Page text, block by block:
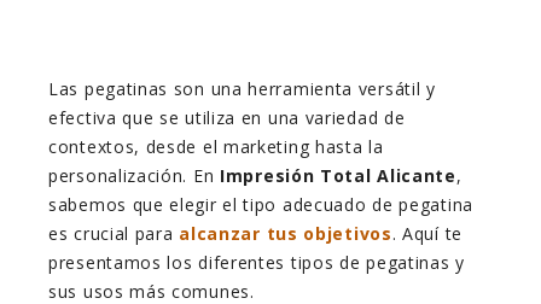
Las pegatinas son una herramienta versátil y
efectiva que se utiliza en una variedad de
contextos, desde el marketing hasta la
personalización. En Impresión Total Alicante,
sabemos que elegir el tipo adecuado de pegatina
es crucial para alcanzar tus objetivos. Aquí te
presentamos los diferentes tipos de pegatinas y
sus usos más comunes.